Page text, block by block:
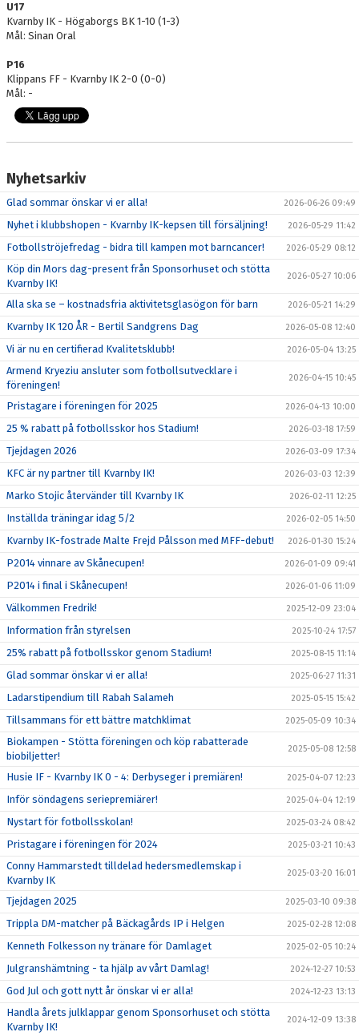
KONTAKT
U17
Kvarnby IK - Högaborgs BK 1-10 (1-3)
Mål: Sinan Oral
P16
Klippans FF - Kvarnby IK 2-0 (0-0)
Mål: -
Nyhetsarkiv
Glad sommar önskar vi er alla! 2026-06-26 09:49
Nyhet i klubbshopen - Kvarnby IK-kepsen till försäljning! 2026-05-29 11:42
Fotbollströjefredag - bidra till kampen mot barncancer! 2026-05-29 08:12
Köp din Mors dag-present från Sponsorhuset och stötta
Kvarnby IK!
2026-05-27 10:06
Alla ska se – kostnadsfria aktivitetsglasögon för barn 2026-05-21 14:29
Kvarnby IK 120 ÅR - Bertil Sandgrens Dag 2026-05-08 12:40
Vi är nu en certifierad Kvalitetsklubb! 2026-05-04 13:25
Armend Kryeziu ansluter som fotbollsutvecklare i
föreningen!
2026-04-15 10:45
Pristagare i föreningen för 2025 2026-04-13 10:00
25 % rabatt på fotbollsskor hos Stadium! 2026-03-18 17:59
Tjejdagen 2026 2026-03-09 17:34
KFC är ny partner till Kvarnby IK! 2026-03-03 12:39
Marko Stojic återvänder till Kvarnby IK 2026-02-11 12:25
Inställda träningar idag 5/2 2026-02-05 14:50
Kvarnby IK-fostrade Malte Frejd Pålsson med MFF-debut! 2026-01-30 15:24
P2014 vinnare av Skånecupen! 2026-01-09 09:41
P2014 i final i Skånecupen! 2026-01-06 11:09
Välkommen Fredrik! 2025-12-09 23:04
Information från styrelsen 2025-10-24 17:57
25% rabatt på fotbollsskor genom Stadium! 2025-08-15 11:14
Glad sommar önskar vi er alla! 2025-06-27 11:31
Ladarstipendium till Rabah Salameh 2025-05-15 15:42
Tillsammans för ett bättre matchklimat 2025-05-09 10:34
Biokampen - Stötta föreningen och köp rabatterade
biobiljetter!
2025-05-08 12:58
Husie IF - Kvarnby IK 0 - 4: Derbyseger i premiären! 2025-04-07 12:23
Inför söndagens seriepremiärer! 2025-04-04 12:19
Nystart för fotbollsskolan! 2025-03-24 08:42
Pristagare i föreningen för 2024 2025-03-21 10:43
Conny Hammarstedt tilldelad hedersmedlemskap i
Kvarnby IK
2025-03-20 16:01
Tjejdagen 2025 2025-03-10 09:38
Trippla DM-matcher på Bäckagårds IP i Helgen 2025-02-28 12:08
Kenneth Folkesson ny tränare för Damlaget 2025-02-05 10:24
Julgranshämtning - ta hjälp av vårt Damlag! 2024-12-27 10:53
God Jul och gott nytt år önskar vi er alla! 2024-12-23 13:13
Handla årets julklappar genom Sponsorhuset och stötta
Kvarnby IK!
2024-12-09 13:38